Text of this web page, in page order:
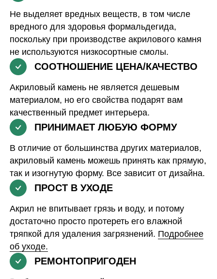
Не выделяет вредных веществ, в том числе
вредного для здоровья формальдегида,
поскольку при производстве акрилового камня
не используются низкосортные смолы.
СООТНОШЕНИЕ ЦЕНА/КАЧЕСТВО
Акриловый камень не является дешевым
материалом, но его свойства подарят вам
качественный предмет интерьера.
ПРИНИМАЕТ ЛЮБУЮ ФОРМУ
В отличие от большинства других материалов,
акриловый камень можешь принять как прямую,
так и изогнутую форму. Все зависит от дизайна.
ПРОСТ В УХОДЕ
Акрил не впитывает грязь и воду, и потому
достаточно просто протереть его влажной
тряпкой для удаления загрязнений. Подробнее
об уходе.
РЕМОНТОПРИГОДЕН